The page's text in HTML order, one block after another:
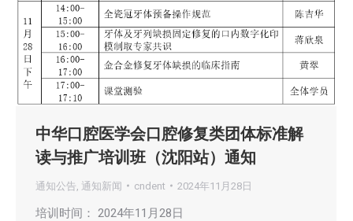
中华口腔医学会口腔修复类团体标准解
读与推广培训班（沈阳站）通知
通知公告 通知新闻 cndent 2024年11月28日
培训时间： 2024年11月28日